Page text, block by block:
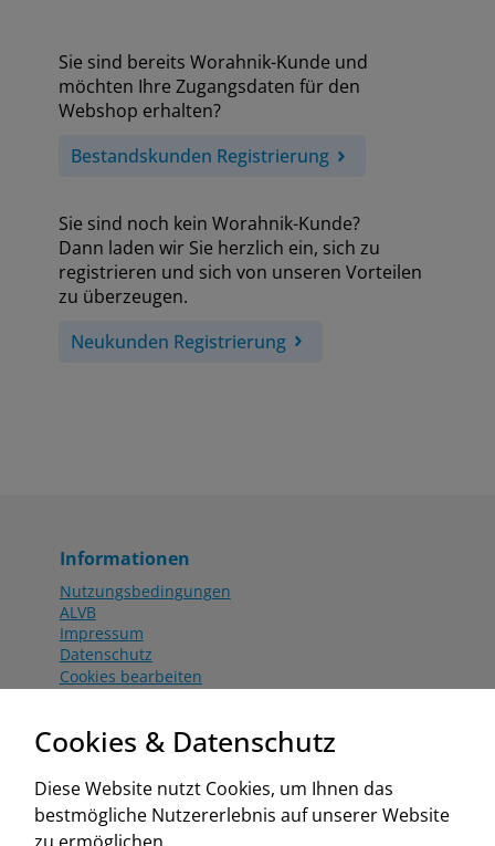
Sie sind bereits Worahnik-Kunde und
möchten Ihre Zugangsdaten für den
Webshop erhalten?
Bestandskunden Registrierung
Sie sind noch kein Worahnik-Kunde?
Dann laden wir Sie herzlich ein, sich zu
registrieren und sich von unseren Vorteilen
zu überzeugen.
Neukunden Registrierung
Informationen
Nutzungsbedingungen
ALVB
Impressum
Datenschutz
Cookies bearbeiten
Aktionsbedingungen
www.worahnik.at
Zentrale Köttlach
Cookies & Datenschutz
Diese Website nutzt Cookies, um Ihnen das
bestmögliche Nutzererlebnis auf unserer Website